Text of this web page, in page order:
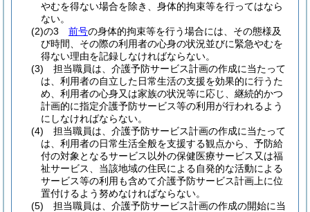
やむを得ない場合を除き、身体的拘束等を行ってはなら
ない。
(2)の3
前号の身体的拘束等を行う場合には、その態様及
び時間、その際の利用者の心身の状況並びに緊急やむを
得ない理由を記録しなければならない。
(3)
担当職員は、介護予防サービス計画の作成に当たって
は、利用者の自立した日常生活の支援を効果的に行うた
め、利用者の心身又は家族の状況等に応じ、継続的かつ
計画的に指定介護予防サービス等の利用が行われるよう
にしなければならない。
(4)
担当職員は、介護予防サービス計画の作成に当たって
は、利用者の日常生活全般を支援する観点から、予防給
付の対象となるサービス以外の保健医療サービス又は福
祉サービス、当該地域の住民による自発的な活動による
サービス等の利用も含めて介護予防サービス計画上に位
置付けるよう努めなければならない。
(5)
担当職員は、介護予防サービス計画の作成の開始に当